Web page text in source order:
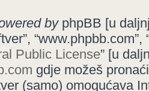
byphpBB [u
Public License” [u
gdje možeš
(samo) omogućava